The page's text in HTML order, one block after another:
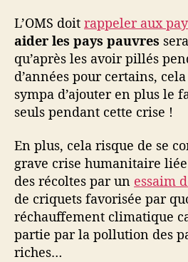
L’OMS doit rappeler aux
aider les pays pauvres
qu’après les avoir pillés
d’années pour certains,
sympa d’ajouter en plus le
seuls pendant cette crise !
En plus, cela risque de se
grave crise humanitaire
des récoltes par un essaim
de criquets favorisée par
réchauffement climatique
partie par la pollution des
riches…